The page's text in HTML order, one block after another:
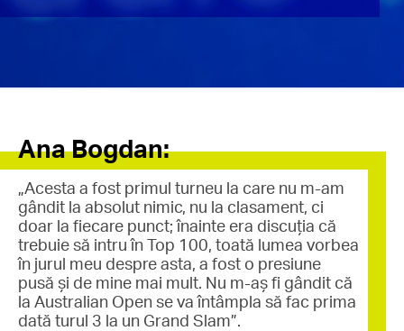
Ana Bogdan:
„Acesta a fost primul turneu la care nu m-am
gândit la absolut nimic, nu la clasament, ci
doar la fiecare punct; înainte era discuția că
trebuie să intru în Top 100, toată lumea vorbea
în jurul meu despre asta, a fost o presiune
pusă și de mine mai mult. Nu m-aș fi gândit că
la Australian Open se va întâmpla să fac prima
dată turul 3 la un Grand Slam”.